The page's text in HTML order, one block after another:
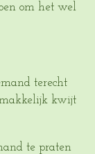
om het wel
terecht
kwijt
te praten